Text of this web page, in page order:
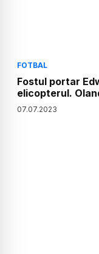
FOTBAL
Fostul portar
elicopterul.
07.07.2023